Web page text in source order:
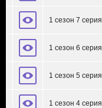
1 сезон 7 серия
1 сезон 6 серия
1 сезон 5 серия
1 сезон 4 серия